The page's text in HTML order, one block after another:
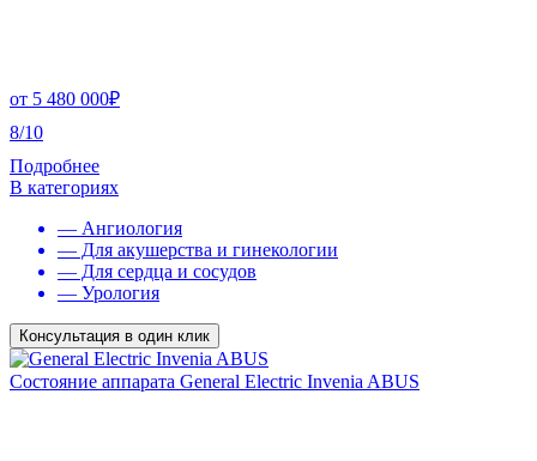
от 5 480 000₽
8/10
Подробнее
В категориях
— Ангиология
— Для акушерства и гинекологии
— Для сердца и сосудов
— Урология
Консультация в один клик
Состояние аппарата General Electric Invenia ABUS